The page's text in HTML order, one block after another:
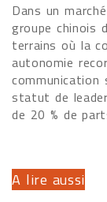
Dans un
groupe chinois
terrains où la
autonomie
communication
statut de
de 20 % de
A lire aussi